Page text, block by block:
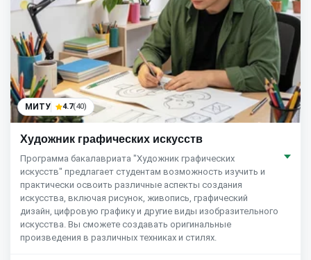
МИТУ 4.7(40)
Художник графических искусств
Программа бакалавриата "Художник графических
искусств" предлагает студентам возможность изучить и
практически освоить различные аспекты создания
искусства, включая рисунок, живопись, графический
дизайн, цифровую графику и другие виды изобразительного
искусства. Вы сможете создавать оригинальные
произведения в различных техниках и стилях.